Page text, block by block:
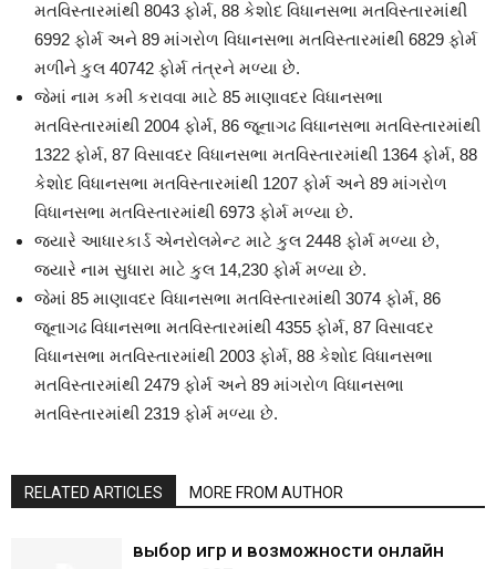
મતવિસ્તારમાંથી 8043 ફોર્મ, 88 કેશોદ વિધાનસભા મતવિસ્તારમાંથી
6992 ફોર્મ અને 89 માંગરોળ વિધાનસભા મતવિસ્તારમાંથી 6829 ફોર્મ
મળીને કુલ 40742 ફોર્મ તંત્રને મળ્યા છે.
જેમાં નામ કમી કરાવવા માટે 85 માણાવદર વિધાનસભા
મતવિસ્તારમાંથી 2004 ફોર્મ, 86 જૂનાગઢ વિધાનસભા મતવિસ્તારમાંથી
1322 ફોર્મ, 87 વિસાવદર વિધાનસભા મતવિસ્તારમાંથી 1364 ફોર્મ, 88
કેશોદ વિધાનસભા મતવિસ્તારમાંથી 1207 ફોર્મ અને 89 માંગરોળ
વિધાનસભા મતવિસ્તારમાંથી 6973 ફોર્મ મળ્યા છે.
જ્યારે આધારકાર્ડ એનરોલમેન્ટ માટે કુલ 2448 ફોર્મ મળ્યા છે,
જ્યારે નામ સુધારા માટે કુલ 14,230 ફોર્મ મળ્યા છે.
જેમાં 85 માણાવદર વિધાનસભા મતવિસ્તારમાંથી 3074 ફોર્મ, 86
જૂનાગઢ વિધાનસભા મતવિસ્તારમાંથી 4355 ફોર્મ, 87 વિસાવદર
વિધાનસભા મતવિસ્તારમાંથી 2003 ફોર્મ, 88 કેશોદ વિધાનસભા
મતવિસ્તારમાંથી 2479 ફોર્મ અને 89 માંગરોળ વિધાનસભા
મતવિસ્તારમાંથી 2319 ફોર્મ મળ્યા છે.
RELATED ARTICLES MORE FROM AUTHOR
выбор игр и возможности онлайн